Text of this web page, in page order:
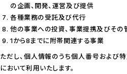
の企画、開発、運営及び提供
各種業務の受託及び代行
他の事業への投資、事業提携及びその
1から8までに附帯関連する事業
ただし、個人情報のうち個人番号および
において利用いたします。